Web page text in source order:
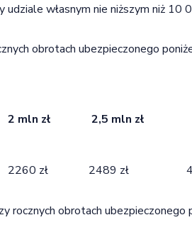
udziale własnym nie niższym niż 10
obrotach ubezpieczonego
2 mln zł 2,5 mln zł
2260 zł 2489 zł
rocznych obrotach ubezpieczonego